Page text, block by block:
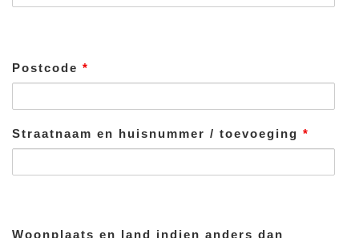
Postcode *
Straatnaam en huisnummer / toevoeging *
Woonplaats en land indien anders dan